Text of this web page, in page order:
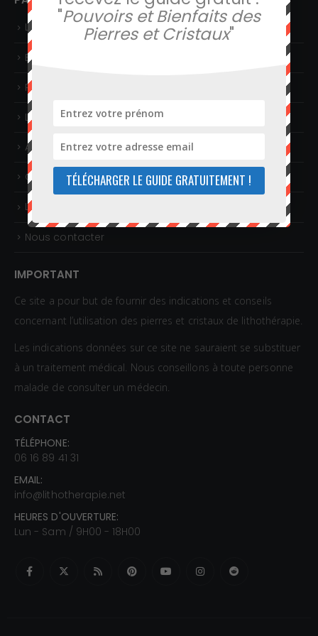
Lithothérapie en ligne
Boutique de minéraux
Rechercher une pierre
Liste des affections
Articles sur la lithothérapie
Guide gratuit
Livres sur les pierres et la lithothérapie
Nous contacter
IMPORTANT
Ce site a pour but de fournir des indications et conseils
concernant l’utilisation des pierres et cristaux de lithothérapie.
Les indications données sur ce site ne sauraient se substituer
à un traitement médical. Nous conseillons à toute personne
malade de consulter un médecin.
CONTACT
TÉLÉPHONE:
06 16 89 41 31
EMAIL:
info@lithotherapie.net
HEURES D'OUVERTURE:
Lun - Sam / 9H00 - 18H00
"Pouvoirs et Bienfaits des
Pierres et Cristaux"
TÉLÉCHARGER LE GUIDE GRATUITEMENT !